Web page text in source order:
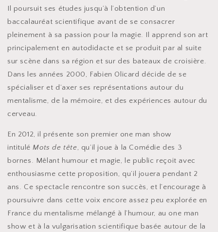
Il poursuit ses études jusqu’à l’obtention d’un
baccalauréat scientifique avant de se consacrer
pleinement à sa passion pour la magie. Il apprend son art
principalement en autodidacte et se produit par al suite
sur scène dans sa région et sur des bateaux de croisière.
Dans les années 2000, Fabien Olicard décide de se
spécialiser et d’axer ses représentations autour du
mentalisme, de la mémoire, et des expériences autour du
cerveau.
En 2012, il présente son premier one man show
intitulé Mots de tête, qu’il joue à la Comédie des 3
bornes. Mêlant humour et magie, le public reçoit avec
enthousiasme cette proposition, qu’il jouera pendant 2
ans. Ce spectacle rencontre son succès, et l’encourage à
poursuivre dans cette voix encore assez peu explorée en
France du mentalisme mélangé à l’humour, au one man
show et à la vulgarisation scientifique basée autour de la